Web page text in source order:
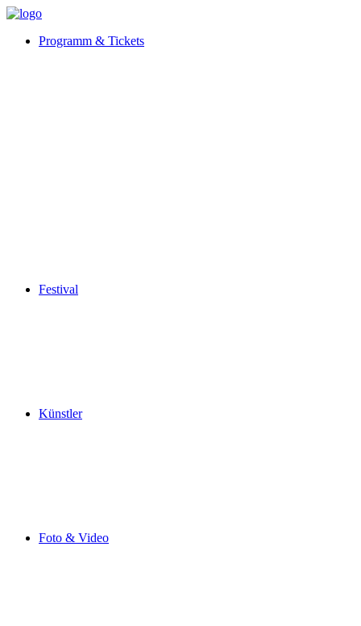
Programm & Tickets
Festival
Künstler
Foto & Video